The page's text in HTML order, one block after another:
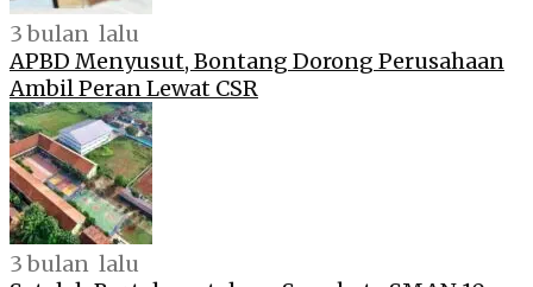
3 bulan lalu
APBD Menyusut, Bontang Dorong Perusahaan
Ambil Peran Lewat CSR
3 bulan lalu